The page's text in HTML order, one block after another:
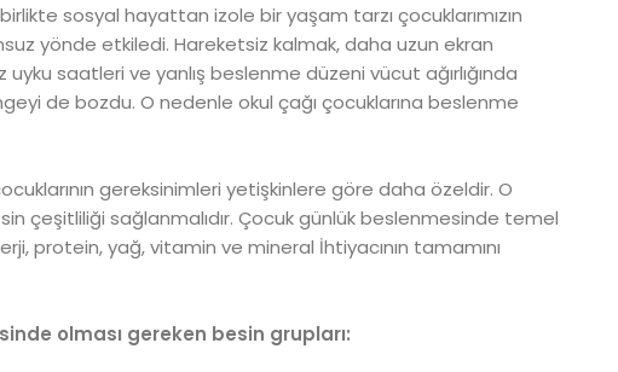
sosyal hayattan izole bir yaşam tarzı çocuklarımızın
yönde etkiledi. Hareketsiz kalmak, daha uzun ekran
saatleri ve yanlış beslenme düzeni vücut ağırlığında
de bozdu. O nedenle okul çağı çocuklarına beslenme
gereksinimleri yetişkinlere göre daha özeldir. O
çeşitliliği sağlanmalıdır. Çocuk günlük beslenmesinde temel
protein, yağ, vitamin ve mineral İhtiyacının tamamını
olması gereken besin grupları: